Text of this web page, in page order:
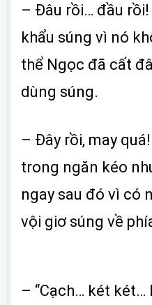
– Đâu rồi… đầu
khẩu súng vì nó
thể Ngọc đã cất
dùng súng.
– Đây rồi, may
trong ngăn kéo
ngay sau đó vì có
vội giơ súng về
– “Cạch… két